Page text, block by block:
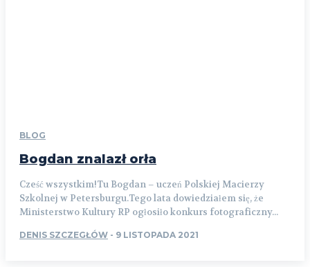
BLOG
Bogdan znalazł orła
Cześć wszystkim!Tu Bogdan – uczeń Polskiej Macierzy
Szkolnej w Petersburgu.Tego lata dowiedziałem się, że
Ministerstwo Kultury RP ogłosiło konkurs fotograficzny...
DENIS SZCZEGŁÓW - 9 LISTOPADA 2021